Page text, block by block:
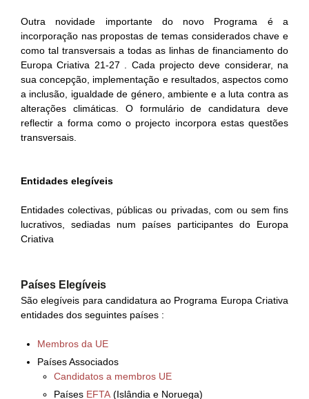
Outra novidade importante do novo Programa é a
incorporação nas propostas de temas considerados chave e
como tal transversais a todas as linhas de financiamento do
Europa Criativa 21-27 . Cada projecto deve considerar, na
sua concepção, implementação e resultados, aspectos como
a inclusão, igualdade de género, ambiente e a luta contra as
alterações climáticas. O formulário de candidatura deve
reflectir a forma como o projecto incorpora estas questões
transversais.
Entidades elegíveis
Entidades colectivas, públicas ou privadas, com ou sem fins
lucrativos, sediadas num países participantes do Europa
Criativa
Países Elegíveis
São elegíveis para candidatura ao Programa Europa Criativa
entidades dos seguintes países :
Membros da UE
Países Associados
Candidatos a membros UE
Países EFTA (Islândia e Noruega)